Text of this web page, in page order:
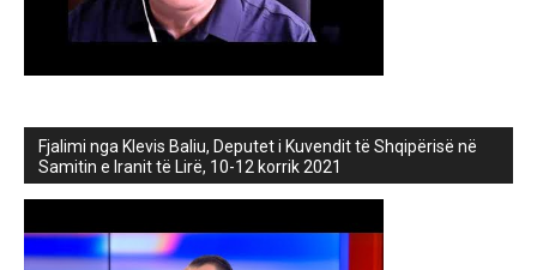
Fjalimi nga Klevis Baliu, Deputet i Kuvendit të Shqipërisë në
Samitin e Iranit të Lirë, 10-12 korrik 2021